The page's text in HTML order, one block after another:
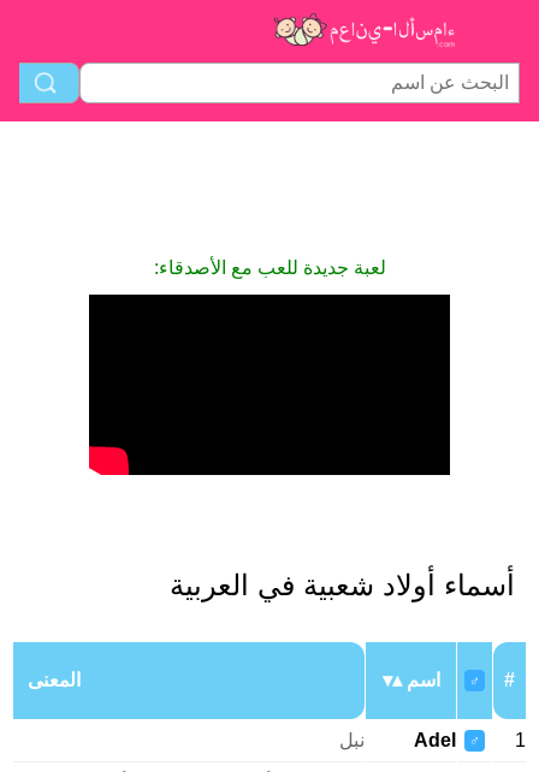
لعبة جديدة للعب مع الأصدقاء:
أسماء أولاد شعبية في العربية
#
♂ اسم المعنى
1
♂
Adel نبل